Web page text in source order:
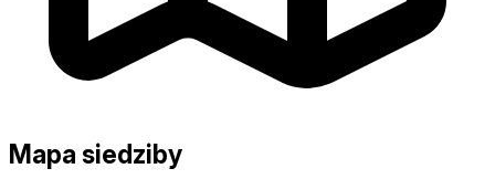
Mapa siedziby